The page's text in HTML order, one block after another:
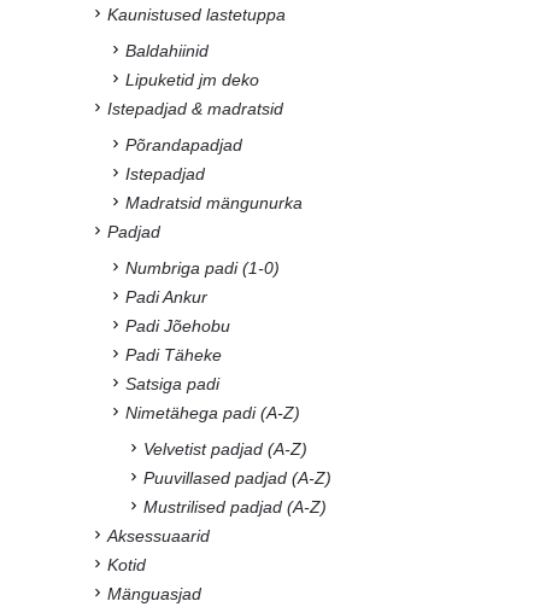
Kaunistused lastetuppa
Baldahiinid
Lipuketid jm deko
Istepadjad & madratsid
Põrandapadjad
Istepadjad
Madratsid mängunurka
Padjad
Numbriga padi (1-0)
Padi Ankur
Padi Jõehobu
Padi Täheke
Satsiga padi
Nimetähega padi (A-Z)
Velvetist padjad (A-Z)
Puuvillased padjad (A-Z)
Mustrilised padjad (A-Z)
Aksessuaarid
Kotid
Mänguasjad